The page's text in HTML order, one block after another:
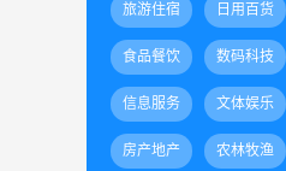
旅游住宿 日用百货
食品餐饮 数码科技
信息服务 文体娱乐
房产地产 农林牧渔